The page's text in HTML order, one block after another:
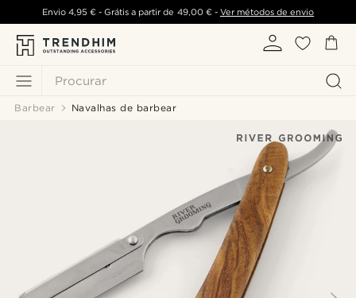
Procurar
Envio 4,95 €- Grátis a partir de 49,00 €- Ver métodos de envio
Barbear Navalhas de barbear